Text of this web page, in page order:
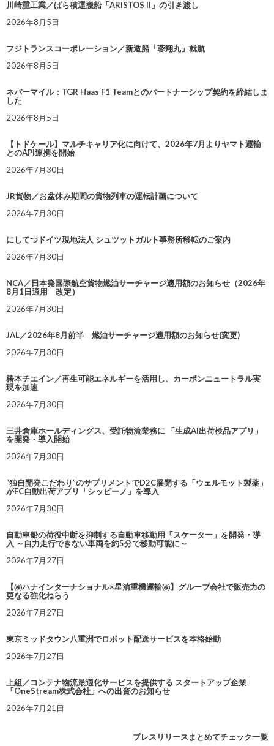
川崎重工業／ばら積運搬船「ARISTOS II」の引き渡し
2026年8月5日
フジトランスコーポレーション／新造船「蓉翔丸」就航
2026年8月5日
ネバーマイル：TGR Haas F1 Teamとのパートナーシップ契約を締結しま
した
2026年8月5日
【トドケール】マルチキャリア化に向けて、2026年7月よりヤマト運輸
とのAPI連携を開始
2026年7月30日
JR貨物／お盆休み期間の貨物列車の運転計画について
2026年7月30日
にしてつドイツ現地法人 シュツットガルト事務所移転のご案内
2026年7月30日
NCA／日本発国際航空貨物燃油サーチャージ適用額のお知らせ（2026年
8月1日適用 改定）
2026年7月30日
JAL／2026年8月前半 燃油サーチャージ適用額のお知らせ(変更)
2026年7月30日
椿本チエイン／再生可能エネルギーを活用し、カーボンニュートラル実
現を加速
2026年7月30日
三井倉庫ホールディングス、受託物流業務に 「生成AI出荷検品アプリ」
を開発・導入開始
2026年7月30日
“独自開発こだわり”のサプリメントでD2C展開する「ウェルモット製薬」
がEC自動出荷アプリ「シッピーノ」を導入
2026年7月30日
自動車船の荷役中断を抑制する自動車移動用「スケーター」を開発・導
入 ～自力走行できない車両を約5分で移動可能に～
2026年7月27日
【㈱ハナインターナショナル×星清重機運輸㈱】グループ会社で販売力の
更なる強化ねらう
2026年7月27日
東京ミッドタウン八重洲でロボット配送サービスを本格始動
2026年7月27日
上組／コンテナ物流最適化サービスを提供する スタートアップ企業
「OneStream株式会社」への出資のお知らせ
2026年7月21日
プレスリリースまとめてチェック一覧